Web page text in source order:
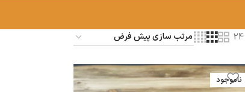
24
ناموجود